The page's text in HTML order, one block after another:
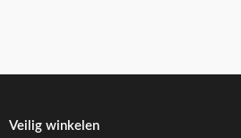
Veilig winkelen